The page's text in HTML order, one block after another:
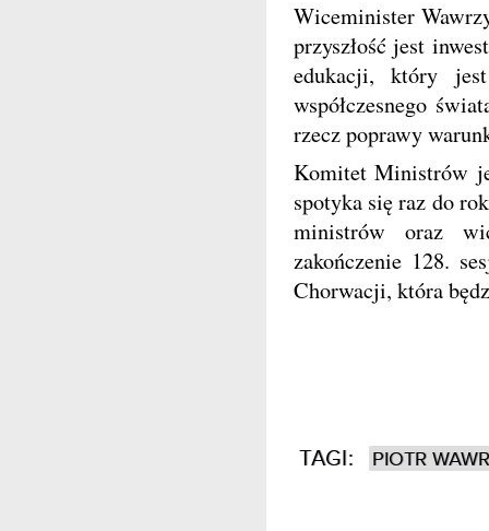
Wiceminister
przyszłość jest
edukacji, który
współczesnego
rzecz poprawy
Komitet Ministrów
spotyka się raz do
ministrów oraz
zakończenie 128.
Chorwacji, która
TAGI: PIOTR